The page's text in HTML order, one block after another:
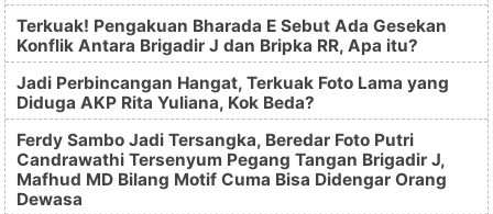
Terkuak! Pengakuan Bharada E Sebut Ada Gesekan
Konflik Antara Brigadir J dan Bripka RR, Apa itu?
Jadi Perbincangan Hangat, Terkuak Foto Lama yang
Diduga AKP Rita Yuliana, Kok Beda?
Ferdy Sambo Jadi Tersangka, Beredar Foto Putri
Candrawathi Tersenyum Pegang Tangan Brigadir J,
Mafhud MD Bilang Motif Cuma Bisa Didengar Orang
Dewasa